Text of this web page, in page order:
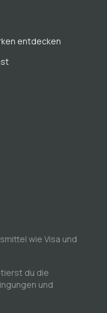
entdecken
wie Visa und
du die
und